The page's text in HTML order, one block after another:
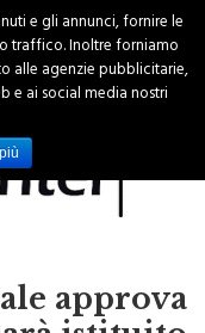
approva
e gli annunci, fornire le
traffico. Inoltre forniamo
alle agenzie pubblicitarie,
e ai social media nostri